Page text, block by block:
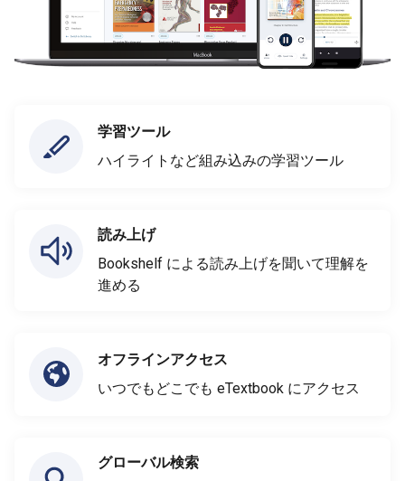
学習ツール
ハイライトなど組み込みの学習ツール
読み上げ
Bookshelf による読み上げを聞いて理解を
進める
オフラインアクセス
いつでもどこでも eTextbook にアクセス
グローバル検索